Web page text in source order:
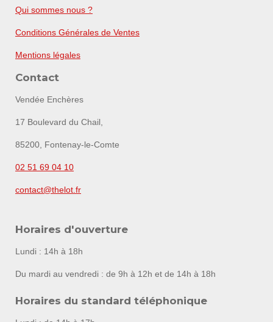
Qui sommes nous ?
Conditions Générales de Ventes
Mentions légales
Contact
Vendée Enchères
17 Boulevard du Chail,
85200, Fontenay-le-Comte
02 51 69 04 10
contact@thelot.fr
Horaires d'ouverture
Lundi : 14h à 18h
Du mardi au vendredi : de 9h à 12h et de 14h à 18h
Horaires du standard téléphonique